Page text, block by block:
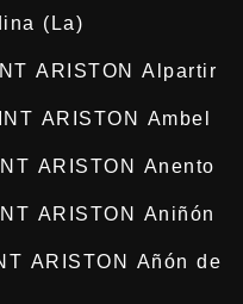
(La)
ARISTON Alpartir
ARISTON Ambel
ARISTON Anento
ARISTON Aniñón
ARISTON Añón de